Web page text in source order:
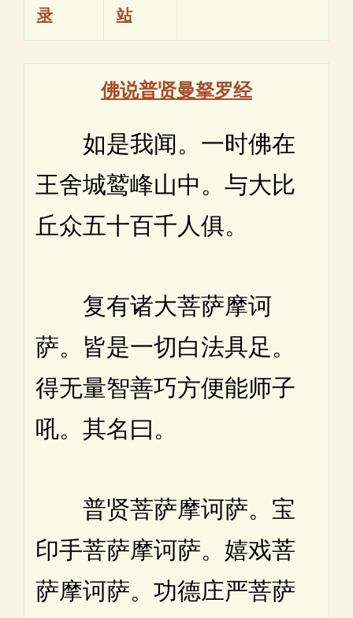
录
站
佛说普贤曼拏罗经
如是我闻。一时佛在
王舍城鹫峰山中。与大比
丘众五十百千人俱。
复有诸大菩萨摩诃
萨。皆是一切白法具足。
得无量智善巧方便能师子
吼。其名曰。
普贤菩萨摩诃萨。宝
印手菩萨摩诃萨。嬉戏菩
萨摩诃萨。功德庄严菩萨